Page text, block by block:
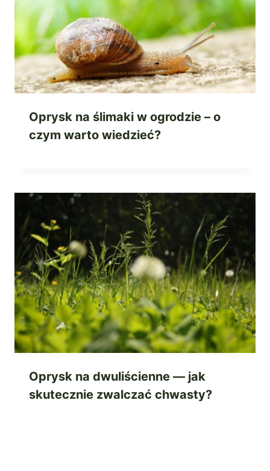
Oprysk na ślimaki w ogrodzie – o
czym warto wiedzieć?
Oprysk na dwuliścienne — jak
skutecznie zwalczać chwasty?